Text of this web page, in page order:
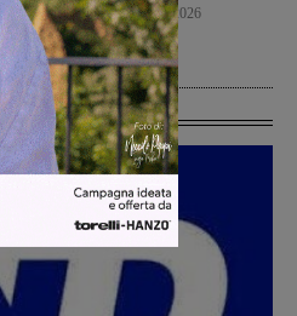
Cronaca 6 Agosto 2026